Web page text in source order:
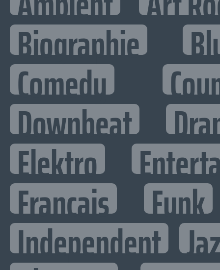
Biographie
Comedy
Downbeat
Elektro
Francais Funk
Independent